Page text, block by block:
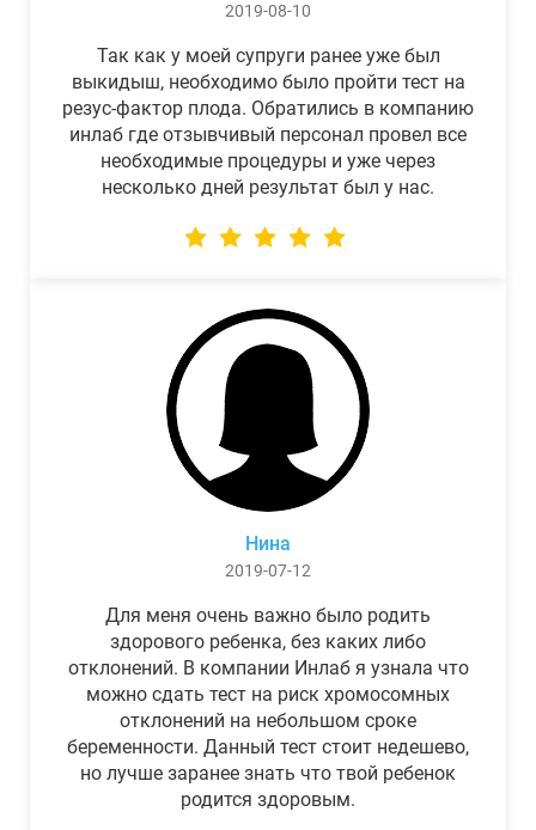
2019-08-10
Так как у моей супруги ранее уже был
выкидыш, необходимо было пройти тест на
резус-фактор плода. Обратились в компанию
инлаб где отзывчивый персонал провел все
необходимые процедуры и уже через
несколько дней результат был у нас.
Нина
2019-07-12
Для меня очень важно было родить
здорового ребенка, без каких либо
отклонений. В компании Инлаб я узнала что
можно сдать тест на риск хромосомных
отклонений на небольшом сроке
беременности. Данный тест стоит недешево,
но лучше заранее знать что твой ребенок
родится здоровым.